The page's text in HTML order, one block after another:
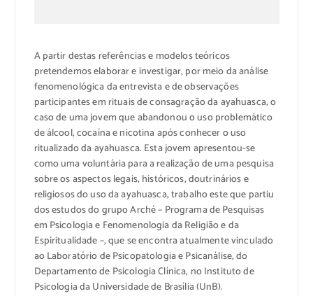
A partir destas referências e modelos teóricos
pretendemos elaborar e investigar, por meio da análise
fenomenológica da entrevista e de observações
participantes em rituais de consagração da ayahuasca, o
caso de uma jovem que abandonou o uso problemático
de álcool, cocaína e nicotina após conhecer o uso
ritualizado da ayahuasca. Esta jovem apresentou-se
como uma voluntária para a realização de uma pesquisa
sobre os aspectos legais, históricos, doutrinários e
religiosos do uso da ayahuasca, trabalho este que partiu
dos estudos do grupo Arché – Programa de Pesquisas
em Psicologia e Fenomenologia da Religião e da
Espiritualidade –, que se encontra atualmente vinculado
ao Laboratório de Psicopatologia e Psicanálise, do
Departamento de Psicologia Clínica, no Instituto de
Psicologia da Universidade de Brasília (UnB).